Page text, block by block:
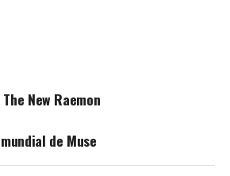
New Raemon
de Muse